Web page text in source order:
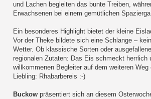
und Lachen begleiten das bunte Treiben,
Erwachsenen bei einem gemütlichen
Ein besonderes Highlight bietet der kleine
Vor der Theke bildete sich eine Schlange –
Wetter. Ob klassische Sorten oder
regionalen Zutaten: Das Eis schmeckt herrlich
willkommenen Begleiter auf dem weiteren
Liebling: Rhabarbereis :-)
Buckow präsentiert sich an diesem